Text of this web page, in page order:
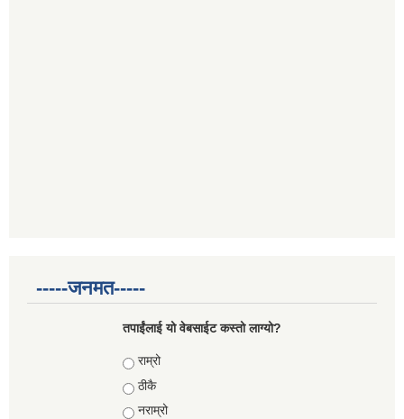
-----जनमत-----
तपाईंलाई यो वेबसाईट कस्तो लाग्यो?
Choices
राम्रो
ठीकै
नराम्रो